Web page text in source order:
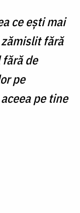
ce eşti mai
fără
de
pe
pe tine